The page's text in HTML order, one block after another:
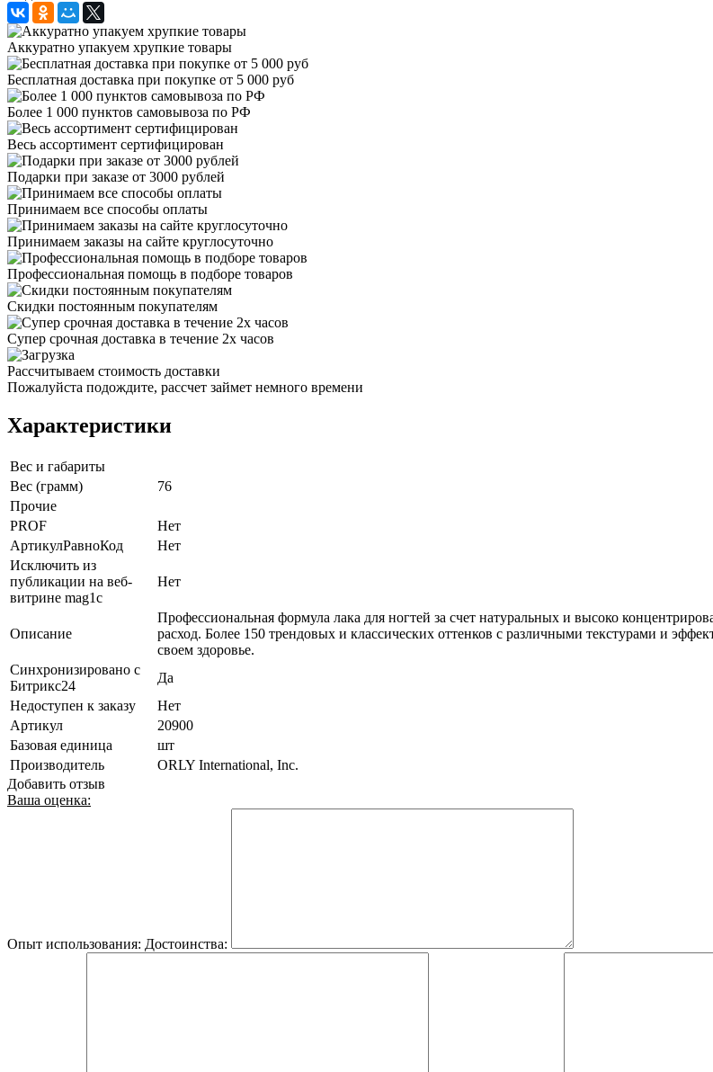
Аккуратно упакуем хрупкие товары
Бесплатная доставка при покупке от 5 000 руб
Более 1 000 пунктов самовывоза по РФ
Весь ассортимент сертифицирован
Подарки при заказе от 3000 рублей
Принимаем все способы оплаты
Принимаем заказы на сайте круглосуточно
Профессиональная помощь в подборе товаров
Скидки постоянным покупателям
Супер срочная доставка в течение 2х часов
Рассчитываем стоимость доставки
Пожалуйста подождите, рассчет займет немного времени
Характеристики
Вес и габариты
Вес (грамм)
76
Прочие
PROF
Нет
АртикулРавноКод
Нет
Исключить из
публикации на веб-
витрине mag1c
Нет
Описание
Профессиональная формула лака для ногтей за счет натуральных и высоко
расход. Более 150 трендовых и классических оттенков с различными текстурами и
своем здоровье.
Синхронизировано с
Битрикс24
Да
Недоступен к заказу
Нет
Артикул
20900
Базовая единица
шт
Производитель
ORLY International, Inc.
Добавить отзыв
Ваша оценка:
Опыт использования: Достоинства: